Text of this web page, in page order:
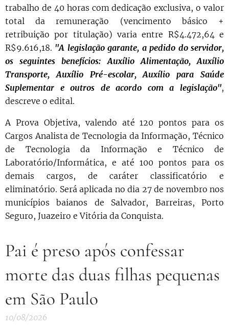
trabalho de 40 horas com dedicação exclusiva, o valor
total da remuneração (vencimento básico +
retribuição por titulação) varia entre R$4.472,64 e
R$9.616,18. "A legislação garante, a pedido do servidor,
os seguintes benefícios: Auxílio Alimentação, Auxílio
Transporte, Auxílio Pré-escolar, Auxílio para Saúde
Suplementar e outros de acordo com a legislação",
descreve o edital.
A Prova Objetiva, valendo até 120 pontos para os
Cargos Analista de Tecnologia da Informação, Técnico
de Tecnologia da Informação e Técnico de
Laboratório/Informática, e até 100 pontos para os
demais cargos, de caráter classificatório e
eliminatório. Será aplicada no dia 27 de novembro nos
municípios baianos de Salvador, Barreiras, Porto
Seguro, Juazeiro e Vitória da Conquista.
Pai é preso após confessar
morte das duas filhas pequenas
em São Paulo
10/08/2026